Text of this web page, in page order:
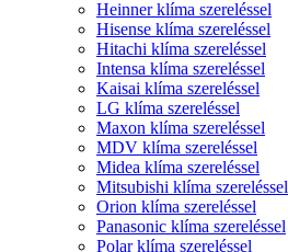
Heinner klíma szereléssel
Hisense klíma szereléssel
Hitachi klíma szereléssel
Intensa klíma szereléssel
Kaisai klíma szereléssel
LG klíma szereléssel
Maxon klíma szereléssel
MDV klíma szereléssel
Midea klíma szereléssel
Mitsubishi klíma szereléssel
Orion klíma szereléssel
Panasonic klíma szereléssel
Polar klíma szereléssel